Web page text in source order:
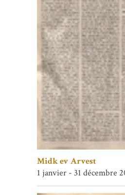
Midk ev Arvest
1 janvier - 31 décembre